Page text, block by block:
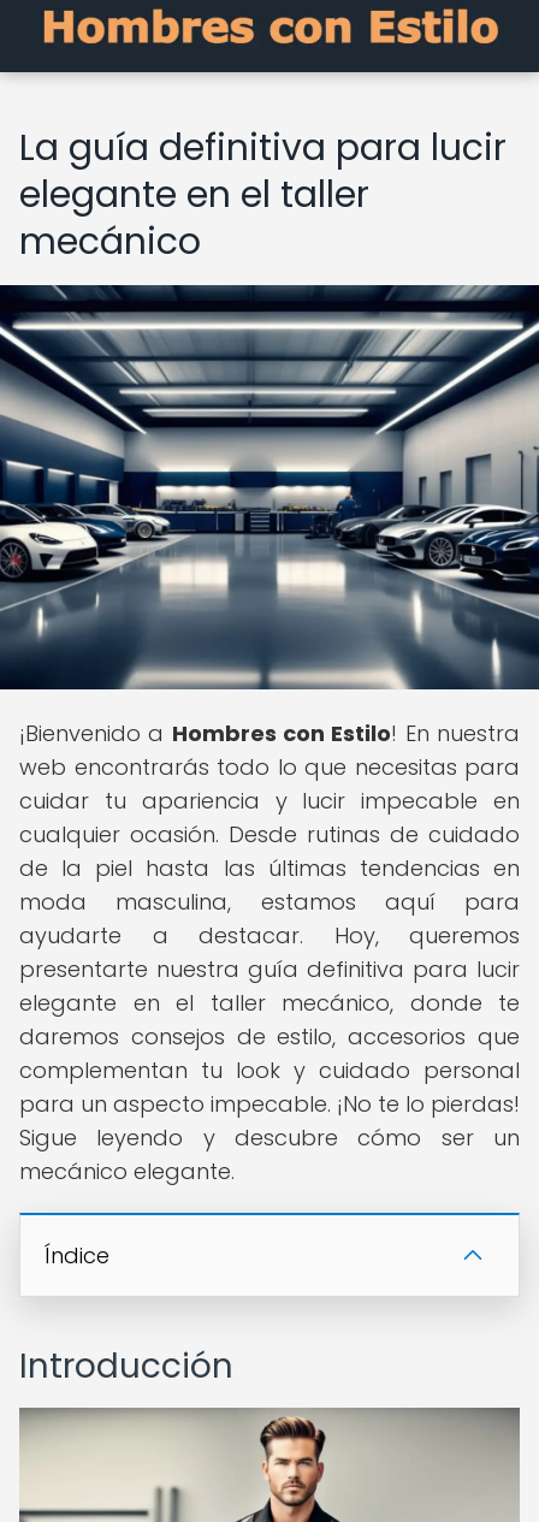
La guía definitiva para lucir
elegante en el taller
mecánico
¡Bienvenido a Hombres con Estilo! En nuestra
web encontrarás todo lo que necesitas para
cuidar tu apariencia y lucir impecable en
cualquier ocasión. Desde rutinas de cuidado
de la piel hasta las últimas tendencias en
moda masculina, estamos aquí para
ayudarte a destacar. Hoy, queremos
presentarte nuestra guía definitiva para lucir
elegante en el taller mecánico, donde te
daremos consejos de estilo, accesorios que
complementan tu look y cuidado personal
para un aspecto impecable. ¡No te lo pierdas!
Sigue leyendo y descubre cómo ser un
mecánico elegante.
Índice
Introducción